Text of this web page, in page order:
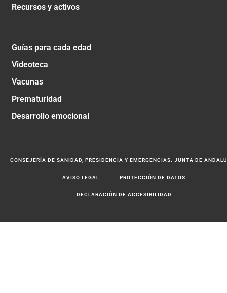
Recursos y activos
Guías para cada edad
Videoteca
Vacunas
Prematuridad
Desarrollo emocional
CONSEJERÍA DE SANIDAD, PRESIDENCIA Y EMERGENCIAS. JUNTA DE
AVISO LEGAL PROTECCIÓN DE DATOS
DECLARACIÓN DE ACCESIBILIDAD